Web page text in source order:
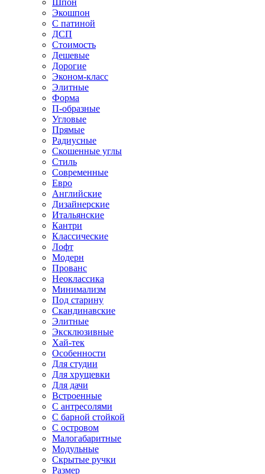
Шпон
Экошпон
С патиной
ДСП
Стоимость
Дешевые
Дорогие
Эконом-класс
Элитные
Форма
П-образные
Угловые
Прямые
Радиусные
Скошенные углы
Стиль
Современные
Евро
Английские
Дизайнерские
Итальянские
Кантри
Классические
Лофт
Модерн
Прованс
Неоклассика
Минимализм
Под старину
Скандинавские
Элитные
Эксклюзивные
Хай-тек
Особенности
Для студии
Для хрущевки
Для дачи
Встроенные
С антресолями
С барной стойкой
С островом
Малогабаритные
Модульные
Скрытые ручки
Размер